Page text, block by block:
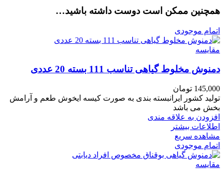
همچنین ممکن است دوست داشته باشید…
اتمام موجودی
مقایسه
دمنوش مخلوط گیاهی تناسب 111 بسته 20 عددی
145,000 تومان
تولید کشور ایرانبسته بندی به صورت کیسه ایخوش طعم و آرامش
بخش می باشد
افزودن به علاقه مندی
اطلاعات بیشتر
مشاهده سریع
اتمام موجودی
مقایسه